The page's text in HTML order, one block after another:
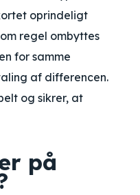
oprindeligt
regel ombyttes
for samme
af differencen.
og sikrer, at
på